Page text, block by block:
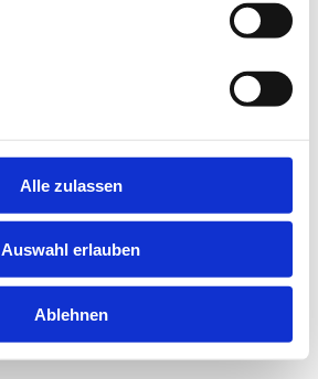
Alle zulassen
Auswahl erlauben
Ablehnen